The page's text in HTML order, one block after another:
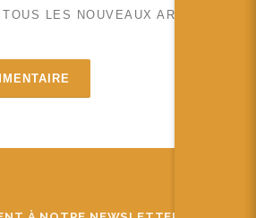
LES NOUVEAUX ARTICLES